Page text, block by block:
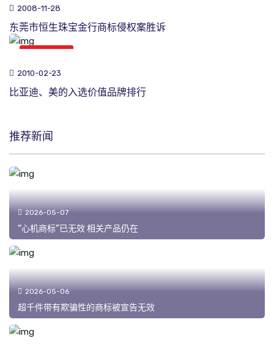
2008-11-28
东莞市恒生珠宝金行商标侵权案胜诉
2010-02-23
比亚迪、美的入选价值品牌排行
推荐新闻
2026-05-07
“心机商标”已无效 相关产品仍在
2026-05-06
超千件带有欺骗性的商标被宣告无效